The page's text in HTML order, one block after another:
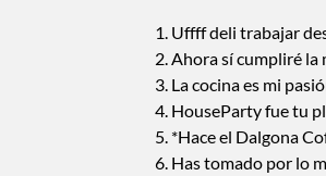
Uffff deli trabajar
Ahora sí cumpliré la
La cocina es mi
HouseParty fue tu
*Hace el Dalgona
Has tomado por lo